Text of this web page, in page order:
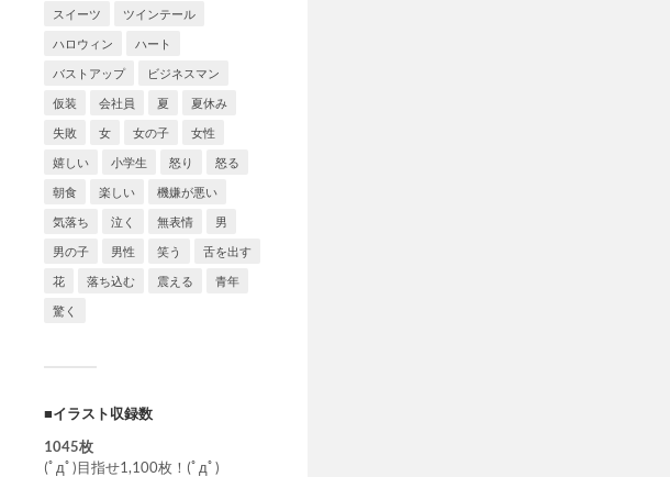
スイーツ ツインテール
ハロウィン ハート
バストアップ ビジネスマン
仮装 会社員 夏 夏休み
失敗 女 女の子 女性
嬉しい 小学生 怒り 怒る
朝食 楽しい 機嫌が悪い
気落ち 泣く 無表情 男
男の子 男性 笑う 舌を出す
花 落ち込む 震える 青年
驚く
■イラスト収録数
1045枚
(ﾟдﾟ)目指せ1,100枚！(ﾟдﾟ)